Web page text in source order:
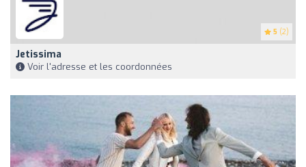
5 (2)
Jetissima
Voir l'adresse et les coordonnées